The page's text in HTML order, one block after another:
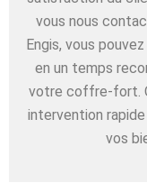
vous nous
Engis, vous
en un temps
votre coffre-fort.
intervention
vos